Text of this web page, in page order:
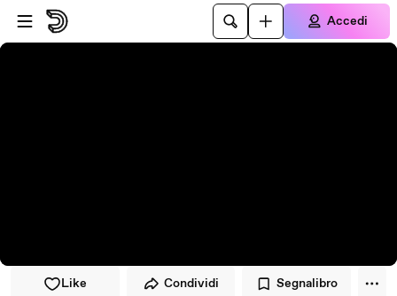
Vai al lettore
Passa al contenuto principale
Accedi
Like Condividi Segnalibro